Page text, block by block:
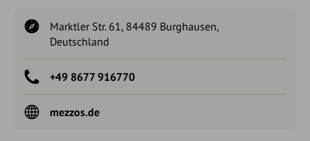
Marktler Str. 61, 84489 Burghausen,
Deutschland
+49 8677 916770
mezzos.de